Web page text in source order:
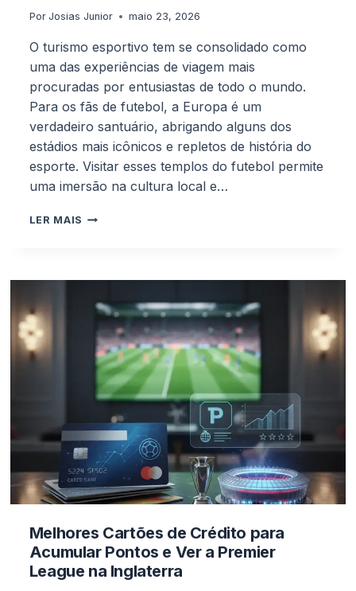
Por Josias Junior maio 23, 2026
O turismo esportivo tem se consolidado como
uma das experiências de viagem mais
procuradas por entusiastas de todo o mundo.
Para os fãs de futebol, a Europa é um
verdadeiro santuário, abrigando alguns dos
estádios mais icônicos e repletos de história do
esporte. Visitar esses templos do futebol permite
uma imersão na cultura local e…
LER MAIS TURISMO
GUIA
DOS
CUSTOS
TOURS
ESTÁDIOS
Melhores Cartões de Crédito para
Acumular Pontos e Ver a Premier
League na Inglaterra